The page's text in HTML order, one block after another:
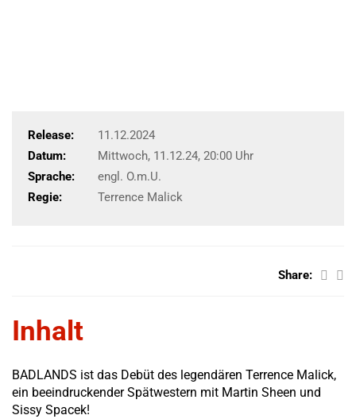
Release:
11.12.2024
Datum:
Mittwoch, 11.12.24, 20:00 Uhr
Sprache:
engl. O.m.U.
Regie:
Terrence Malick
Share:
Inhalt
BADLANDS ist das Debüt des legendären Terrence Malick,
ein beeindruckender Spätwestern mit Martin Sheen und
Sissy Spacek!